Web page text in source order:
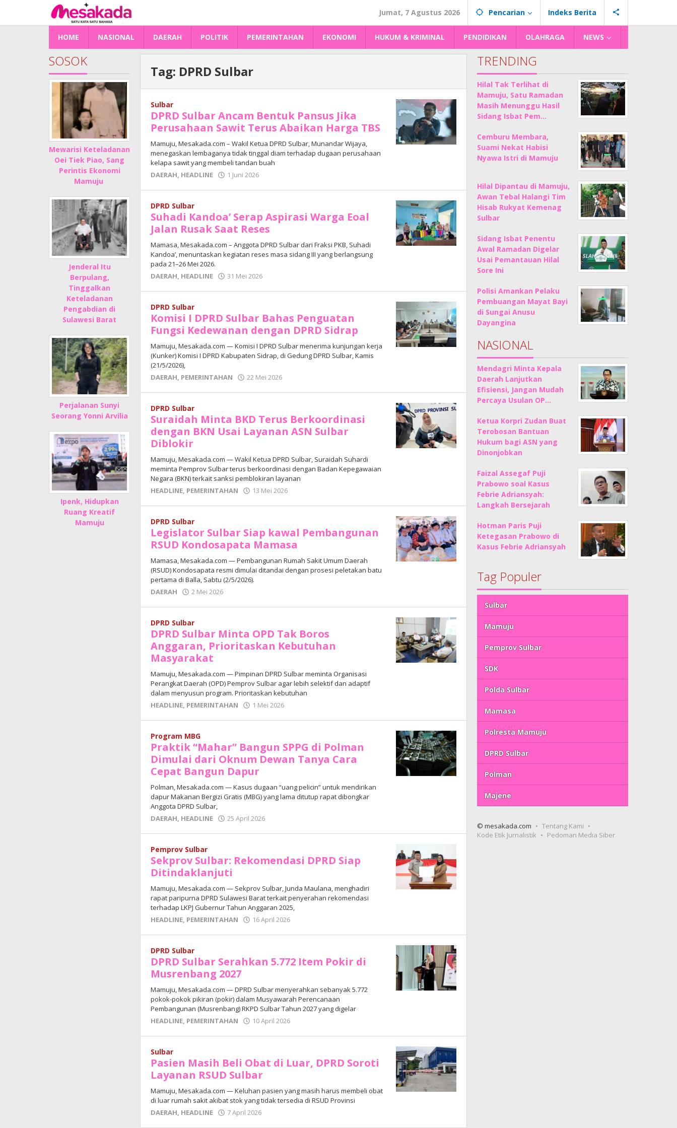
konten
Jumat, 7 Agustus 2026 Pencarian Indeks Berita
HOME NASIONAL DAERAH POLITIK PEMERINTAHAN EKONOMI HUKUM & KRIMINAL PENDIDIKAN OLAHRAGA NEWS
SOSOK
Mewarisi Keteladanan
Oei Tiek Piao, Sang
Perintis Ekonomi
Mamuju
Jenderal Itu
Berpulang,
Tinggalkan
Keteladanan
Pengabdian di
Sulawesi Barat
Perjalanan Sunyi
Seorang Yonni Arvilia
Ipenk, Hidupkan
Ruang Kreatif
Mamuju
Tag: DPRD Sulbar
Sulbar
DPRD Sulbar Ancam Bentuk Pansus Jika
Perusahaan Sawit Terus Abaikan Harga TBS
Mamuju, Mesakada.com – Wakil Ketua DPRD Sulbar, Munandar Wijaya,
menegaskan lembaganya tidak tinggal diam terhadap dugaan perusahaan
kelapa sawit yang membeli tandan buah
DAERAH, HEADLINE 1 Juni 2026
Junaedi
DPRD Sulbar
Suhadi Kandoa’ Serap Aspirasi Warga Eoal
Jalan Rusak Saat Reses
Mamasa, Mesakada.com – Anggota DPRD Sulbar dari Fraksi PKB, Suhadi
Kandoa’, menuntaskan kegiatan reses masa sidang III yang berlangsung
pada 21–26 Mei 2026.
DAERAH, HEADLINE 31 Mei 2026
Junaedi
DPRD Sulbar
Komisi I DPRD Sulbar Bahas Penguatan
Fungsi Kedewanan dengan DPRD Sidrap
Mamuju, Mesakada.com — Komisi I DPRD Sulbar menerima kunjungan kerja
(Kunker) Komisi I DPRD Kabupaten Sidrap, di Gedung DPRD Sulbar, Kamis
(21/5/2026),
DAERAH, PEMERINTAHAN 22 Mei 2026
Junaedi
DPRD Sulbar
Suraidah Minta BKD Terus Berkoordinasi
dengan BKN Usai Layanan ASN Sulbar
Diblokir
Mamuju, Mesakada.com — Wakil Ketua DPRD Sulbar, Suraidah Suhardi
meminta Pemprov Sulbar terus berkoordinasi dengan Badan Kepegawaian
Negara (BKN) terkait sanksi pemblokiran layanan
HEADLINE, PEMERINTAHAN 13 Mei 2026
Junaedi
DPRD Sulbar
Legislator Sulbar Siap kawal Pembangunan
RSUD Kondosapata Mamasa
Mamasa, Mesakada.com — Pembangunan Rumah Sakit Umum Daerah
(RSUD) Kondosapata resmi dimulai ditandai dengan prosesi peletakan batu
pertama di Balla, Sabtu (2/5/2026).
DAERAH
2 Mei 2026
Junaedi
DPRD Sulbar
DPRD Sulbar Minta OPD Tak Boros
Anggaran, Prioritaskan Kebutuhan
Masyarakat
Mamuju, Mesakada.com — Pimpinan DPRD Sulbar meminta Organisasi
Perangkat Daerah (OPD) Pemprov Sulbar agar lebih selektif dan adaptif
dalam menyusun program. Prioritaskan kebutuhan
HEADLINE, PEMERINTAHAN 1 Mei 2026
Junaedi
Program MBG
Praktik “Mahar” Bangun SPPG di Polman
Dimulai dari Oknum Dewan Tanya Cara
Cepat Bangun Dapur
Polman, Mesakada.com — Kasus dugaan “uang pelicin” untuk mendirikan
dapur Makanan Bergizi Gratis (MBG) yang lama ditutup rapat dibongkar
Anggota DPRD Sulbar,
DAERAH, HEADLINE 25 April 2026
Junaedi
Pemprov Sulbar
Sekprov Sulbar: Rekomendasi DPRD Siap
Ditindaklanjuti
Mamuju, Mesakada.com — Sekprov Sulbar, Junda Maulana, menghadiri
rapat paripurna DPRD Sulawesi Barat terkait penyerahan rekomendasi
terhadap LKPJ Gubernur Tahun Anggaran 2025,
HEADLINE, PEMERINTAHAN 16 April 2026
Junaedi
DPRD Sulbar
DPRD Sulbar Serahkan 5.772 Item Pokir di
Musrenbang 2027
Mamuju, Mesakada.com — DPRD Sulbar menyerahkan sebanyak 5.772
pokok-pokok pikiran (pokir) dalam Musyawarah Perencanaan
Pembangunan (Musrenbang) RKPD Sulbar Tahun 2027 yang digelar
HEADLINE, PEMERINTAHAN 10 April 2026
Junaedi
Sulbar
Pasien Masih Beli Obat di Luar, DPRD Soroti
Layanan RSUD Sulbar
Mamuju, Mesakada.com — Keluhan pasien yang masih harus membeli obat
di luar rumah sakit akibat stok yang tidak tersedia di RSUD Provinsi
DAERAH, HEADLINE 7 April 2026
TRENDING
Hilal Tak Terlihat di
Mamuju, Satu Ramadan
Masih Menunggu Hasil
Sidang Isbat Pem…
Cemburu Membara,
Suami Nekat Habisi
Nyawa Istri di Mamuju
Hilal Dipantau di Mamuju,
Awan Tebal Halangi Tim
Hisab Rukyat Kemenag
Sulbar
Sidang Isbat Penentu
Awal Ramadan Digelar
Usai Pemantauan Hilal
Sore Ini
Polisi Amankan Pelaku
Pembuangan Mayat Bayi
di Sungai Anusu
Dayangina
NASIONAL
Mendagri Minta Kepala
Daerah Lanjutkan
Efisiensi, Jangan Mudah
Percaya Usulan OP…
Ketua Korpri Zudan Buat
Terobosan Bantuan
Hukum bagi ASN yang
Dinonjobkan
Faizal Assegaf Puji
Prabowo soal Kasus
Febrie Adriansyah:
Langkah Bersejarah
Hotman Paris Puji
Ketegasan Prabowo di
Kasus Febrie Adriansyah
Tag Populer
Sulbar
Mamuju
Pemprov Sulbar
SDK
Polda Sulbar
Mamasa
Polresta Mamuju
DPRD Sulbar
Polman
Majene
© mesakada.com
Tentang Kami
Kode Etik Jurnalistik
Pedoman Media Siber